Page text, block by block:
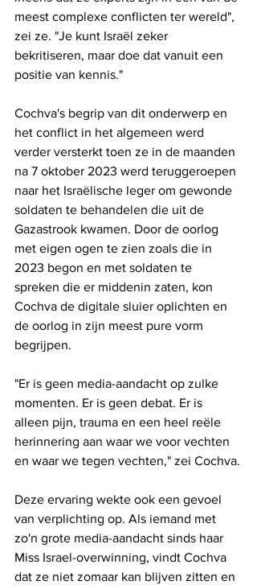
meest complexe conflicten ter wereld",
zei ze. "Je kunt Israël zeker
bekritiseren, maar doe dat vanuit een
positie van kennis."
Cochva's begrip van dit onderwerp en
het conflict in het algemeen werd
verder versterkt toen ze in de maanden
na 7 oktober 2023 werd teruggeroepen
naar het Israëlische leger om gewonde
soldaten te behandelen die uit de
Gazastrook kwamen. Door de oorlog
met eigen ogen te zien zoals die in
2023 begon en met soldaten te
spreken die er middenin zaten, kon
Cochva de digitale sluier oplichten en
de oorlog in zijn meest pure vorm
begrijpen.
"Er is geen media-aandacht op zulke
momenten. Er is geen debat. Er is
alleen pijn, trauma en een heel reële
herinnering aan waar we voor vechten
en waar we tegen vechten," zei Cochva.
Deze ervaring wekte ook een gevoel
van verplichting op. Als iemand met
zo'n grote media-aandacht sinds haar
Miss Israel-overwinning, vindt Cochva
dat ze niet zomaar kan blijven zitten en